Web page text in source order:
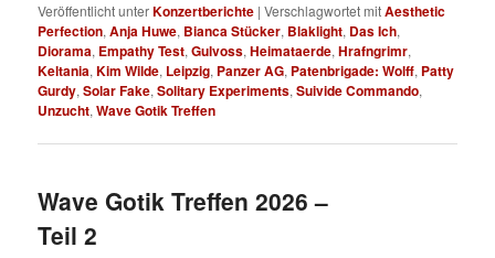
Veröffentlicht unterKonzertberichte |Verschlagwortet mitAesthetic
Perfection,Anja Huwe, Bianca Stücker, Blaklight, Das Ich,
Diorama, Empathy Test,Gulvoss,Heimataerde,Hrafngrimr,
Keltania,Kim Wilde, Leipzig, Panzer AG, Patenbrigade: Wolff, Patty
Gurdy,Solar Fake,Solitary Experiments,Suivide Commando,
Unzucht,Wave Gotik Treffen
Wave Gotik Treffen 2026 –
Teil 2